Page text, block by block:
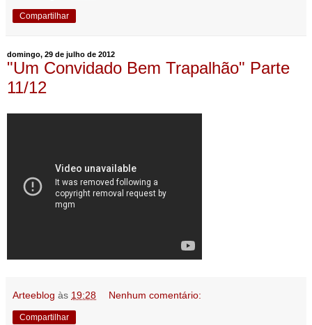
Compartilhar
domingo, 29 de julho de 2012
"Um Convidado Bem Trapalhão" Parte
11/12
Arteeblog às 19:28 Nenhum comentário:
Compartilhar